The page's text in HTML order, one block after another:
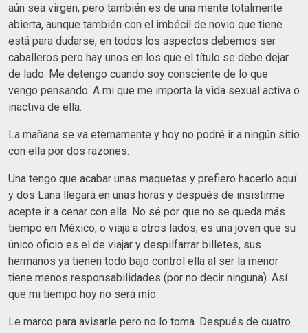
aún sea virgen, pero también es de una mente totalmente
abierta, aunque también con el imbécil de novio que tiene
está para dudarse, en todos los aspectos debemos ser
caballeros pero hay unos en los que el título se debe dejar
de lado. Me detengo cuando soy consciente de lo que
vengo pensando. A mi que me importa la vida sexual activa o
inactiva de ella.
La mañana se va eternamente y hoy no podré ir a ningún sitio
con ella por dos razones:
Una tengo que acabar unas maquetas y prefiero hacerlo aquí
y dos Lana llegará en unas horas y después de insistirme
acepte ir a cenar con ella. No sé por que no se queda más
tiempo en México, o viaja a otros lados, es una joven que su
único oficio es el de viajar y despilfarrar billetes, sus
hermanos ya tienen todo bajo control ella al ser la menor
tiene menos responsabilidades (por no decir ninguna). Así
que mi tiempo hoy no será mío.
Le marco para avisarle pero no lo toma. Después de cuatro